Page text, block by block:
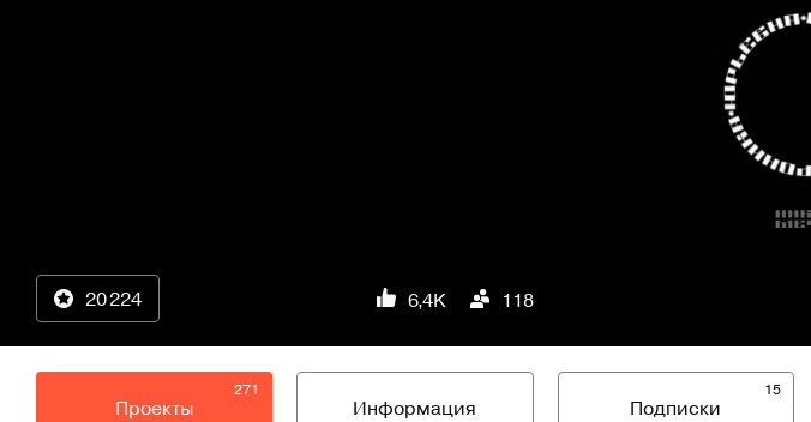
20 224 6,4K 118
271
Проекты Информация
15
Подписки